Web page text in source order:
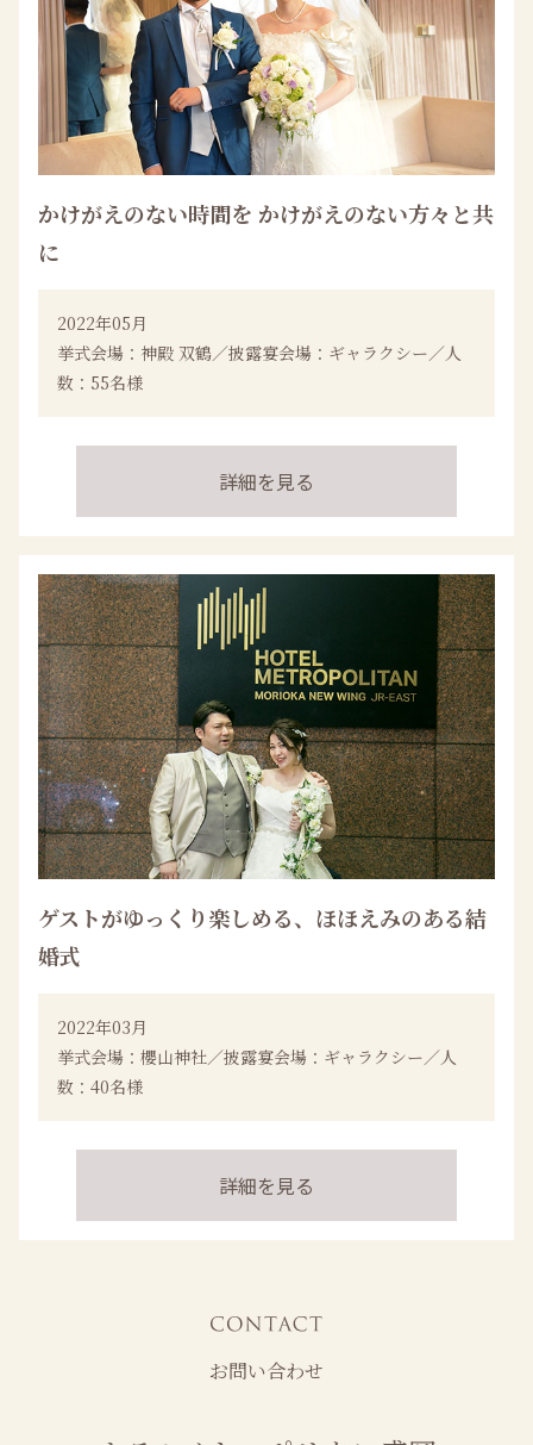
かけがえのない時間を かけがえのない方々と共
に
2022年05月
挙式会場：神殿 双鶴／披露宴会場：ギャラクシー／人
数：55名様
詳細を見る
ゲストがゆっくり楽しめる、ほほえみのある結
婚式
2022年03月
挙式会場：櫻山神社／披露宴会場：ギャラクシー／人
数：40名様
詳細を見る
お問い合わせ